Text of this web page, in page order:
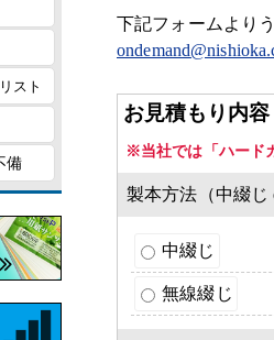
下記フォームより
お見積もり内容
※当社では「ハード
製本方法（中綴じ
中綴じ
無線綴じ
スト
備